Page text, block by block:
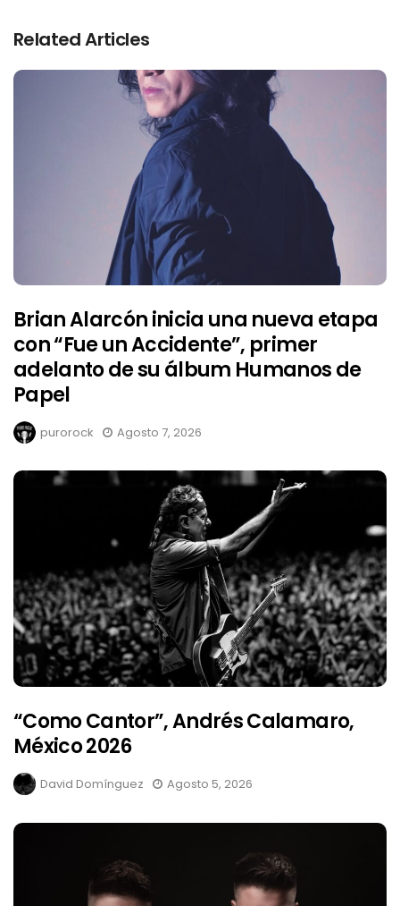
Related Articles
Brian Alarcón inicia una nueva etapa
con “Fue un Accidente”, primer
adelanto de su álbum Humanos de
Papel
purorock Agosto 7, 2026
“Como Cantor”, Andrés Calamaro,
México 2026
David Domínguez Agosto 5, 2026